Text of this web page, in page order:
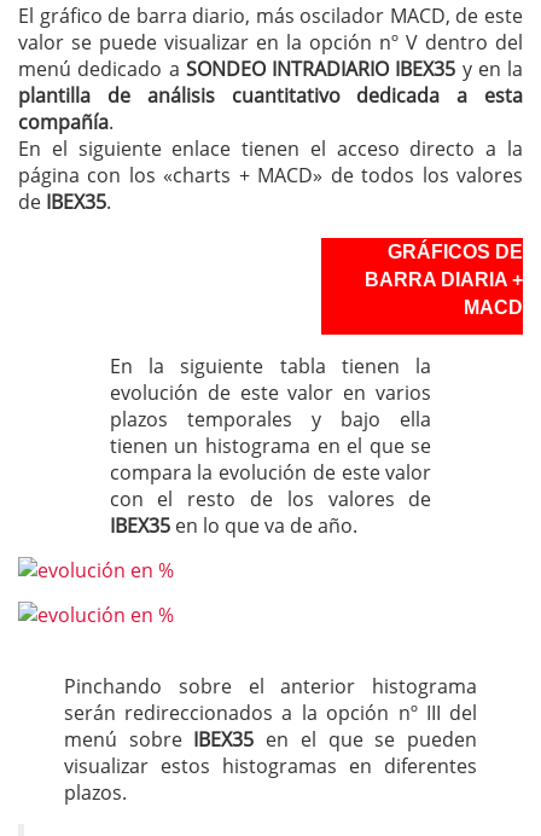
El gráfico de barra diario, más oscilador MACD, de este
valor se puede visualizar en la opción nº V dentro del
menú dedicado a SONDEO INTRADIARIO IBEX35 y en la
plantilla de análisis cuantitativo dedicada a esta
compañía.
En el siguiente enlace tienen el acceso directo a la
página con los «charts + MACD» de todos los valores
de IBEX35.
GRÁFICOS DE
BARRA DIARIA +
MACD
En la siguiente tabla tienen la
evolución de este valor en varios
plazos temporales y bajo ella
tienen un histograma en el que se
compara la evolución de este valor
con el resto de los valores de
IBEX35en lo que va de año.
Pinchando sobre el anterior histograma
serán redireccionados a la opción nº III del
menú sobre IBEX35 en el que se pueden
visualizar estos histogramas en diferentes
plazos.